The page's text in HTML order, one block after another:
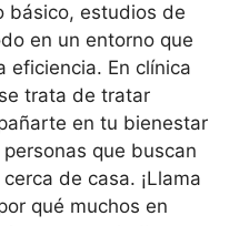
básico, estudios de
en un entorno que
eficiencia. En clínica
trata de tratar
en tu bienestar
que buscan
de casa. ¡Llama
qué muchos en